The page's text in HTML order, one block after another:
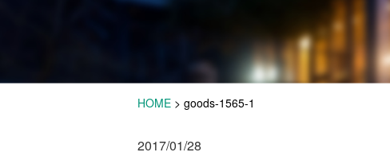
HOME > goods-1565-1
2017/01/28